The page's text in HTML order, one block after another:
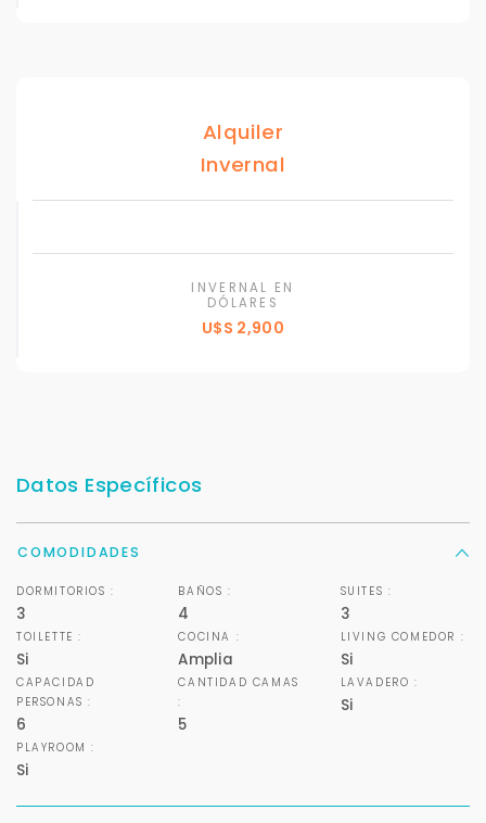
Alquiler
Invernal
INVERNAL EN
DÓLARES
U$S 2,900
Datos Específicos
COMODIDADES
DORMITORIOS :
3
BAÑOS :
4
SUITES :
3
TOILETTE :
Si
COCINA :
Amplia
LIVING COMEDOR :
Si
CAPACIDAD
PERSONAS :
6
CANTIDAD CAMAS
:
5
LAVADERO :
Si
PLAYROOM :
Si